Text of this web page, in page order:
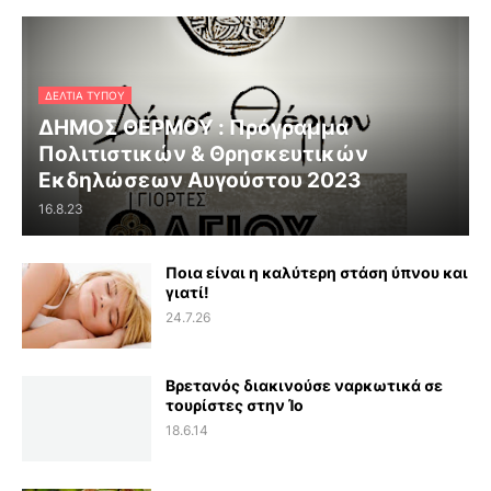
ΔΕΛΤΊΑ ΤΎΠΟΥ
ΔΗΜΟΣ ΘΕΡΜΟΥ : Πρόγραμμα
Πολιτιστικών & Θρησκευτικών
Εκδηλώσεων Αυγούστου 2023
16.8.23
Ποια είναι η καλύτερη στάση ύπνου και
γιατί!
24.7.26
Βρετανός διακινούσε ναρκωτικά σε
τουρίστες στην Ίο
18.6.14